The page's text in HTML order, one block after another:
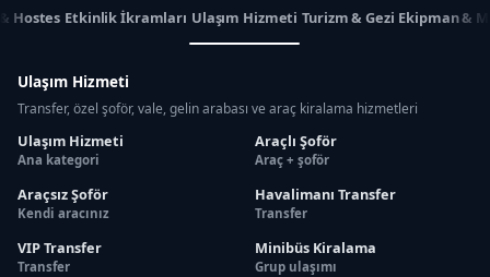
Hostes Etkinlik İkramları Ulaşım Hizmeti Turizm & Gezi Ekipman &
Ulaşım Hizmeti
Transfer, özel şoför, vale, gelin arabası ve araç kiralama hizmetleri
Ulaşım Hizmeti
Ana kategori
Araçlı Şoför
Araç + şoför
Araçsız Şoför
Kendi aracınız
Havalimanı Transfer
Transfer
VIP Transfer
Transfer
Minibüs Kiralama
Grup ulaşımı